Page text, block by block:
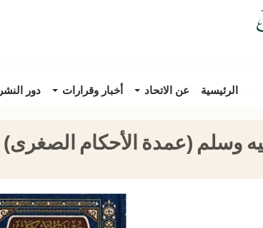
الرئيسية عن الاتحاد أخبار وقرارات دور النشر
وسلم (عمدة الأحكام الصغرى)